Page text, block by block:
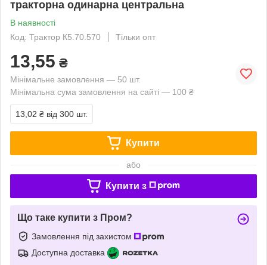
тракторна одинарна центральна
В наявності
Код: Трактор К5.70.570
Тільки опт
13,55 ₴
Мінімальне замовлення — 50 шт.
Мінімальна сума замовлення на сайті — 100 ₴
13,02 ₴ від 300 шт.
Купити
або
Купити з
Що таке купити з Пром?
Замовлення під захистом
Доступна доставка